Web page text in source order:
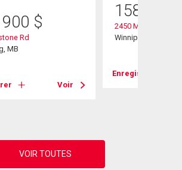
$
Rd
MB
Voir
158 000
2450 Main St
Winnipeg, MB
Enregistrer